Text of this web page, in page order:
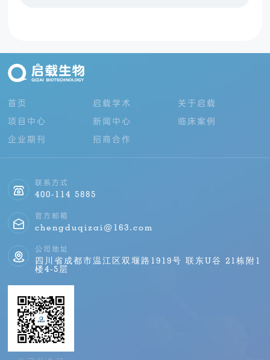
首页 启载学术
关于启载
项目中心
新闻中心
临床案例
企业期刊
招商合作
联系方式
400-114 5885
官方邮箱
chengduqizai@163.com
公司地址
四川省成都市温江区双堰路1919号 联东U谷 21栋附1
楼4-5层